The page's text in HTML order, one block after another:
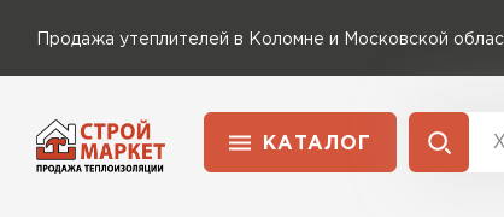
Продажа утеплителей в Коломне и Московской
КАТАЛОГ
Доставка и оплата